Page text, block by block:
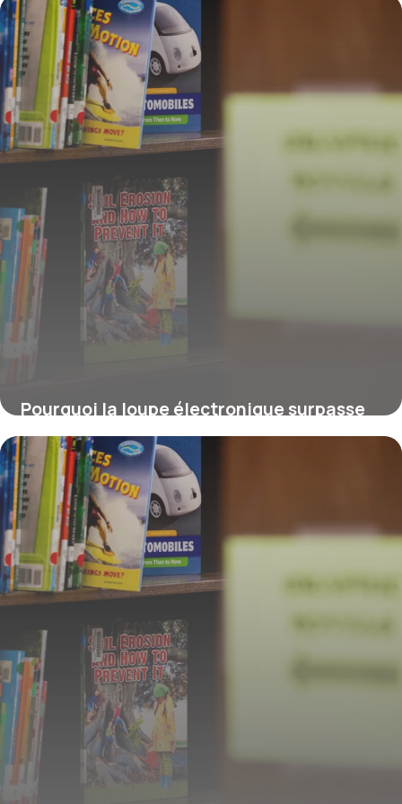
Pourquoi la loupe électronique surpasse
les loupes optiques traditionnelles pour
une lecture plus facile
2 mars 2026